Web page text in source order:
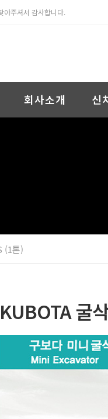
아주셔서 감사합니다.
회사소개 신
(1톤)
KUBOTA 굴